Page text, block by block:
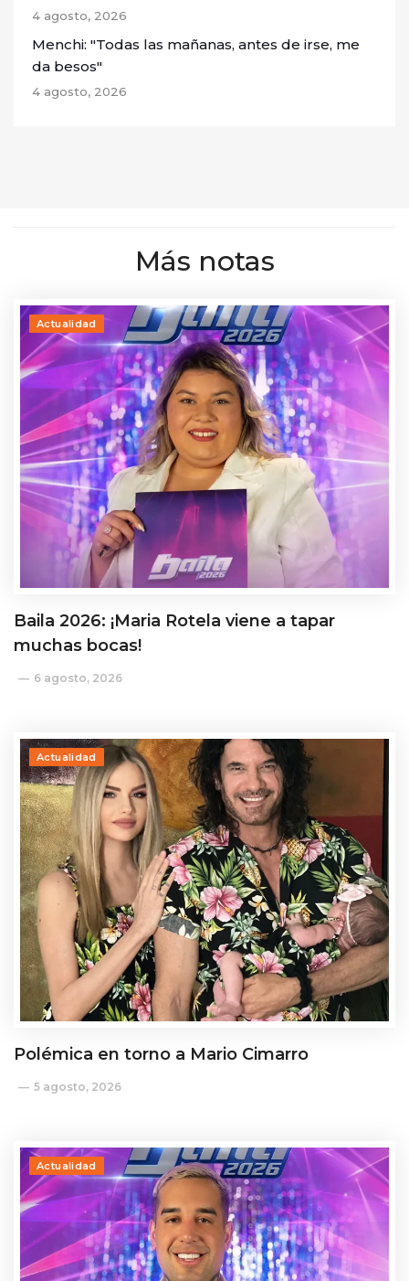
4 agosto, 2026
Menchi: "Todas las mañanas, antes de irse, me
da besos"
4 agosto, 2026
Más notas
Actualidad
Baila 2026: ¡Maria Rotela viene a tapar
muchas bocas!
6 agosto, 2026
Actualidad
Polémica en torno a Mario Cimarro
5 agosto, 2026
Actualidad